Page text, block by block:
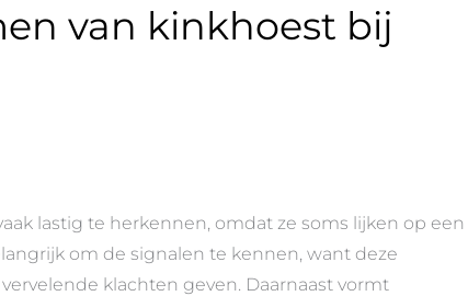
van kinkhoest bij
lastig te herkennen, omdat ze soms lijken op een
om de signalen te kennen, want deze
klachten geven. Daarnaast vormt